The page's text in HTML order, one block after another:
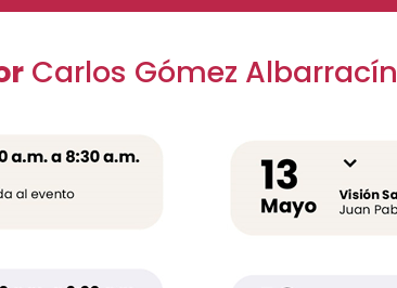
Carlos Gómez Albarracín